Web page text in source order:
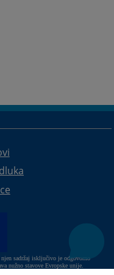
sadržaj isključivo je odgovorno
nužno stavove Evropske unije.